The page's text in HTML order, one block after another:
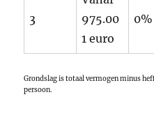
3
975.00
1 euro
0%
Grondslag is totaal vermogen minus
persoon.